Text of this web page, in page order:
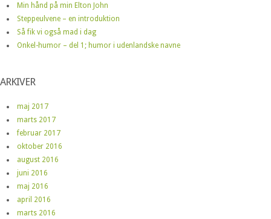
Min hånd på min Elton John
Steppeulvene – en introduktion
Så fik vi også mad i dag
Onkel-humor – del 1; humor i udenlandske navne
ARKIVER
maj 2017
marts 2017
februar 2017
oktober 2016
august 2016
juni 2016
maj 2016
april 2016
marts 2016